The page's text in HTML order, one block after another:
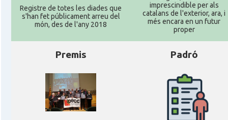
Registre de totes les diades que
s'han fet públicament arreu del
món, des de l'any 2018
imprescindible per als
catalans de l'exterior, ara, i
més encara en un futur
proper
Premis Padró